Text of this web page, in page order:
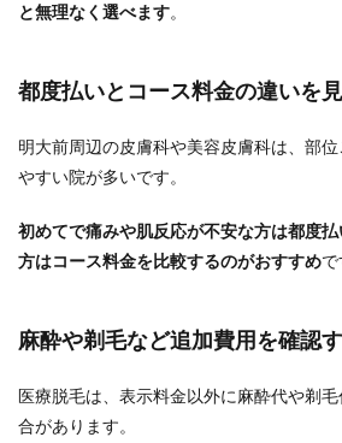
と無理なく選べます。
都度払いとコース料金の違いを
明大前周辺の皮膚科や美容皮膚科は、部
やすい院が多いです。
初めてで痛みや肌反応が不安な方は都度
方はコース料金を比較するのがおすすめで
麻酔や剃毛など追加費用を確認
医療脱毛は、表示料金以外に麻酔代や剃
合があります。